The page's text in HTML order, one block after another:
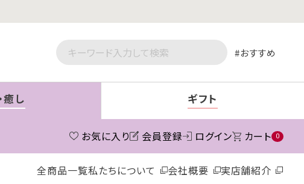
おすすめ
癒し ギフト
お気に入り 会員登録 ログイン カート 0
全商品一覧私たちについて 会社概要 実店舗紹介